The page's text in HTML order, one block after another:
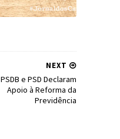
NEXT
PSDB e PSD Declaram
Apoio à Reforma da
Previdência